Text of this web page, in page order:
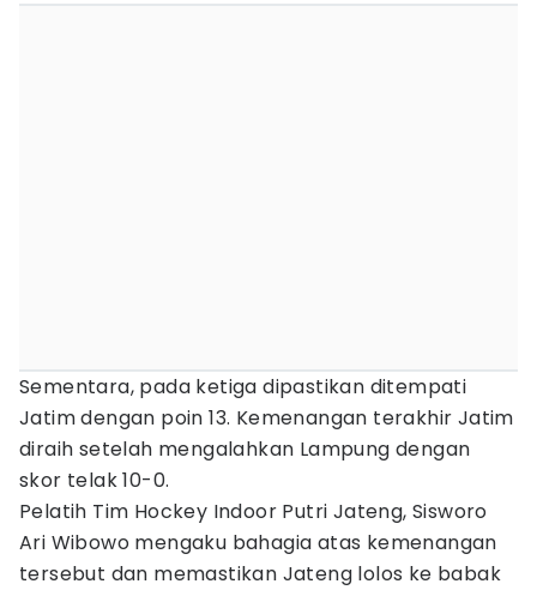
Sementara, pada ketiga dipastikan ditempati
Jatim dengan poin 13. Kemenangan terakhir Jatim
diraih setelah mengalahkan Lampung dengan
skor telak 10-0.
Pelatih Tim Hockey Indoor Putri Jateng, Sisworo
Ari Wibowo mengaku bahagia atas kemenangan
tersebut dan memastikan Jateng lolos ke babak